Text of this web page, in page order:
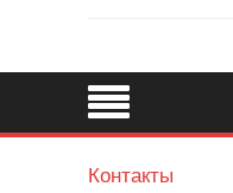
Контакты